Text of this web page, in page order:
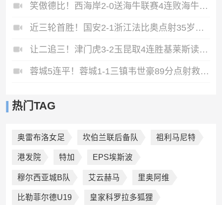
笑傲德比！西海岸2-0送海牛联赛4连败海牛仍垫底西海岸升至第二
近三轮首胜！国安2-1浙江法比奥点射35岁张稀哲制胜王钰栋送助攻
让二追三！津门虎3-2玉昆取4连胜基莱斯读秒绝杀萨尔瓦多破门
蓉城5连平！蓉城1-1三镇韦世豪89分点射救主费利佩造点李昂破门
热门TAG
奥雷布洛女足 坎伯兰联后备队 祖利马尼特
港发院 特加 EPS埃斯波
穆尔西亚城B队 艾云赫马 里奥阿维
比勒菲尔德U19 皇家科罗拉多狐狸